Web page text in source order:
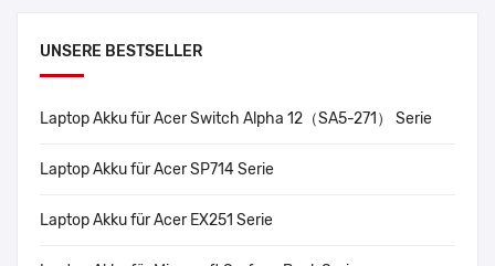
UNSERE BESTSELLER
Laptop Akku für Acer Switch Alpha 12（SA5-271） Serie
Laptop Akku für Acer SP714 Serie
Laptop Akku für Acer EX251 Serie